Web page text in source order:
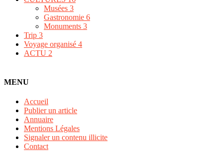
Musées 3
Gastronomie 6
Monuments 3
Trip 3
Voyage organisé 4
ACTU 2
MENU
Accueil
Publier un article
Annuaire
Mentions Légales
Signaler un contenu illicite
Contact